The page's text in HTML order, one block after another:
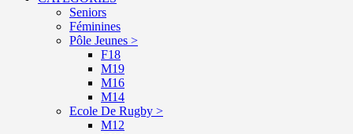
Seniors
Féminines
Pôle Jeunes >
F18
M19
M16
M14
Ecole De Rugby >
M12